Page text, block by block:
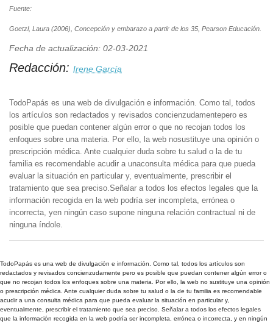
Fuente:
Goetzl, Laura (2006), Concepción y embarazo a partir de los 35, Pearson Educación.
Fecha de actualización: 02-03-2021
Redacción: Irene García
TodoPapás es una web de divulgación e información. Como tal, todos
los artículos son redactados y revisados concienzudamentepero es
posible que puedan contener algún error o que no recojan todos los
enfoques sobre una materia. Por ello, la web nosustituye una opinión o
prescripción médica. Ante cualquier duda sobre tu salud o la de tu
familia es recomendable acudir a unaconsulta médica para que pueda
evaluar la situación en particular y, eventualmente, prescribir el
tratamiento que sea preciso.Señalar a todos los efectos legales que la
información recogida en la web podría ser incompleta, errónea o
incorrecta, yen ningún caso supone ninguna relación contractual ni de
ninguna índole.
TodoPapás es una web de divulgación e información. Como tal, todos los artículos son
redactados y revisados concienzudamente pero es posible que puedan contener algún error o
que no recojan todos los enfoques sobre una materia. Por ello, la web no sustituye una opinión
o prescripción médica. Ante cualquier duda sobre tu salud o la de tu familia es recomendable
acudir a una consulta médica para que pueda evaluar la situación en particular y,
eventualmente, prescribir el tratamiento que sea preciso. Señalar a todos los efectos legales
que la información recogida en la web podría ser incompleta, errónea o incorrecta, y en ningún